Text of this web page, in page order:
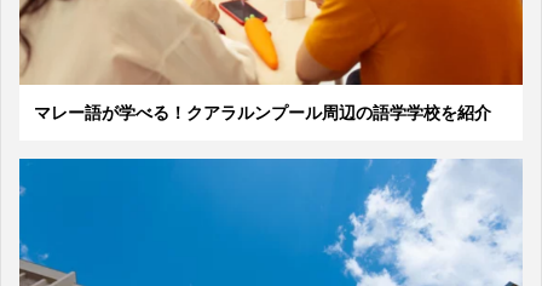
マレー語が学べる！クアラルンプール周辺の語学学校を紹介